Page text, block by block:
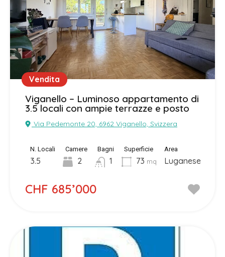
Vendita
Viganello – Luminoso appartamento di
3.5 locali con ampie terrazze e posto
Via Pedemonte 20, 6962 Viganello, Svizzera
N. Locali
3.5
Camere
2
Bagni
1
Superficie
73 mq
Area
Luganese
CHF 685’000